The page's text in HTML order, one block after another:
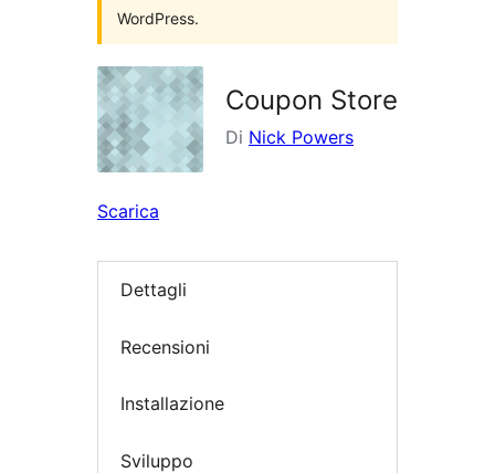
WordPress.
Coupon Store
Di Nick Powers
Scarica
Dettagli
Recensioni
Installazione
Sviluppo